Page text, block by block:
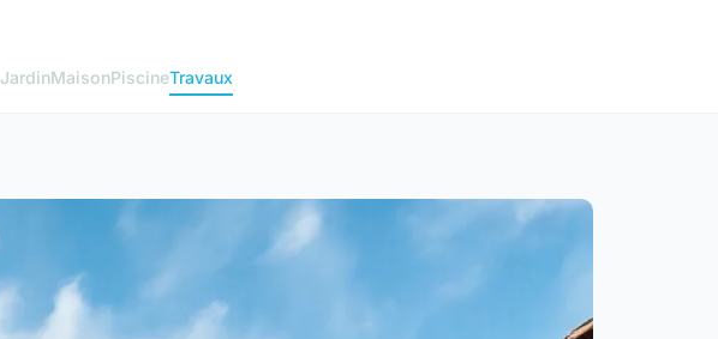
JardinMaisonPiscineTravaux